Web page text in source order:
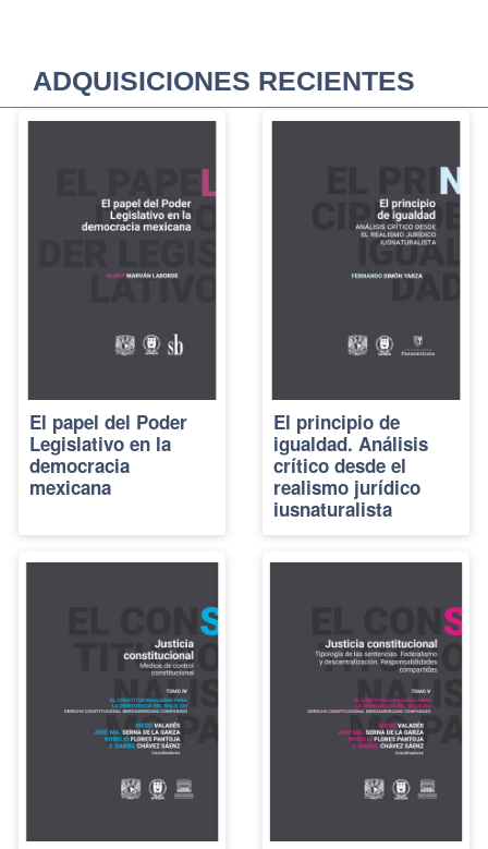
ADQUISICIONES RECIENTES
El papel del Poder
Legislativo en la
democracia
mexicana
El principio de
igualdad. Análisis
crítico desde el
realismo jurídico
iusnaturalista